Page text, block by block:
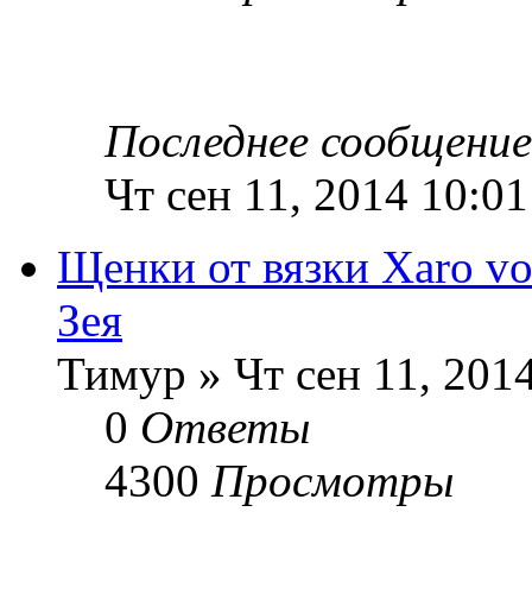
Последнее
Чт сен 11, 2014
Щенки от вязки Xaro
Зея
Тимур » Чт сен 11,
0 Ответы
4300 Просмотры